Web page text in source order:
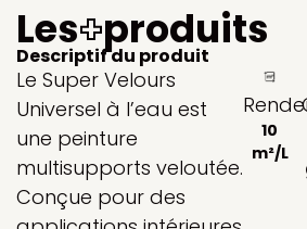
Les+produits
Descriptif du produit
Le Super Velours
Universel à l’eau est
une peinture
multisupports veloutée.
Conçue pour des
10
m²/L